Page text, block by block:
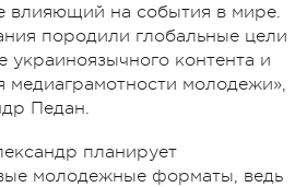
влияющий на события в мире.
породили глобальные цели
украиноязычного контента и
медиаграмотности молодежи»,
Педан.
планирует
молодежные форматы, ведь